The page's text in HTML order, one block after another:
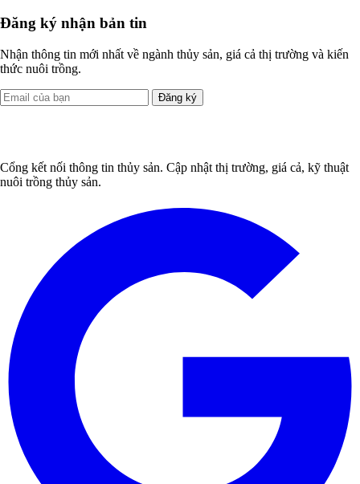
Đăng ký nhận bản tin
Nhận thông tin mới nhất về ngành thủy sản, giá cả thị trường và kiến
thức nuôi trồng.
Đăng ký
Cổng kết nối thông tin thủy sản. Cập nhật thị trường, giá cả, kỹ thuật
nuôi trồng thủy sản.